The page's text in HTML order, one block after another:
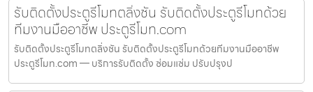
รับติดตั้งประตูรีโมทตลิ่งชัน รับติดตั้งประตูรีโมทด้วย
ทีมงานมืออาชีพ ประตูรีโมท.com
รับติดตั้งประตูรีโมทตลิ่งชัน รับติดตั้งประตูรีโมทด้วยทีมงานมืออาชีพ
ประตูรีโมท.com — บริการรับติดตั้ง ซ่อมแซ่ม ปรับปรุงป